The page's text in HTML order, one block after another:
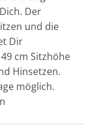
Der
und die
Dir
cm Sitzhöhe
Hinsetzen.
möglich.